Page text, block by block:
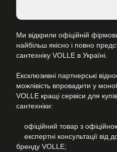
Ми відкрили офіційній
найбільш якісно і повно
сантехніку VOLLE в Україні.
Ексклюзивні партнерські
можлівість впровадити у
VOLLE кращі сервіси для
сантехніки:
офіційний товар з
експертні консультації від
бренду VOLLE;